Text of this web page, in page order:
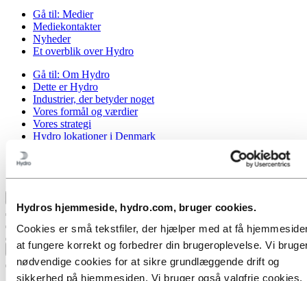
Hydros hjemmeside, hydro.com, bruger cookies.
Cookies er små tekstfiler, der hjælper med at få
at fungere korrekt og forbedrer din brugeroplevelse. Vi
nødvendige cookies for at sikre grundlæggende drift og
sikkerhed på hjemmesiden. Vi bruger også valgfrie cookies,
Gå til: Medier
Mediekontakter
Nyheder
Et overblik over Hydro
Gå til: Om Hydro
Dette er Hydro
Industrier, der betyder noget
Vores formål og værdier
Vores strategi
Hydro lokationer i Denmark
Luk